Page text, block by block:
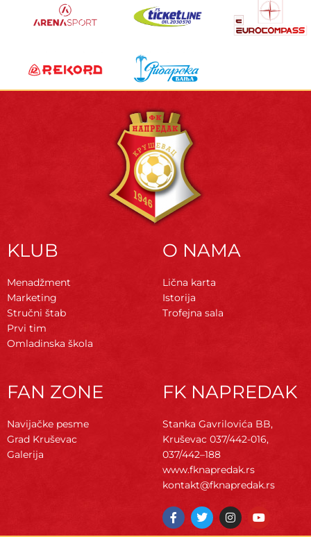
KLUB
Menadžment
Marketing
Stručni štab
Prvi tim
Omladinska škola
O NAMA
Lična karta
Istorija
Trofejna sala
FAN ZONE
Navijačke pesme
Grad Kruševac
Galerija
FK NAPREDAK
Stanka Gavrilovića BB,
Kruševac 037/442-016,
037/442–188
www.fknapredak.rs
kontakt@fknapredak.rs
F
a
c
T
w
i
I
n
s
Y
o
u